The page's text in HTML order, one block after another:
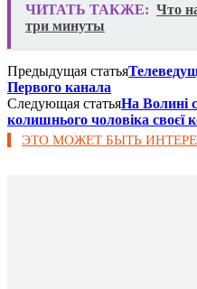
ЧИТАТЬ ТАКЖЕ: Что
три минуты
Предыдущая статья
Первого канала
Следующая статьяНа Волині
колишнього чоловіка своєї
ЭТО МОЖЕТ БЫТЬ